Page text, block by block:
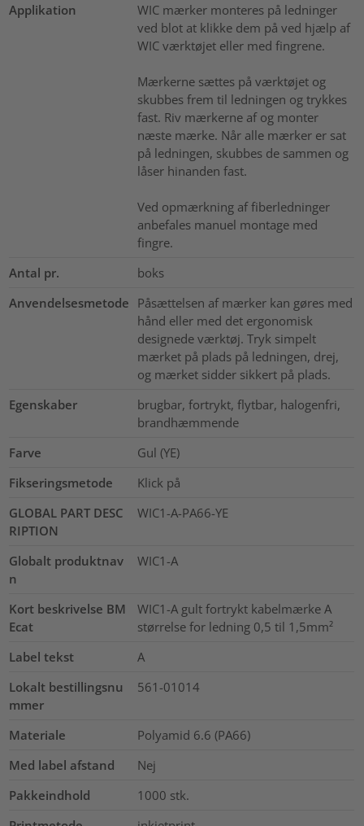
Applikation
WIC mærker monteres på ledninger
ved blot at klikke dem på ved hjælp af
WIC værktøjet eller med fingrene.
Mærkerne sættes på værktøjet og
skubbes frem til ledningen og trykkes
fast. Riv mærkerne af og monter
næste mærke. Når alle mærker er sat
på ledningen, skubbes de sammen og
låser hinanden fast.
Ved opmærkning af fiberledninger
anbefales manuel montage med
fingre.
Antal pr.
boks
Anvendelsesmetode Påsættelsen af mærker kan gøres med
hånd eller med det ergonomisk
designede værktøj. Tryk simpelt
mærket på plads på ledningen, drej,
og mærket sidder sikkert på plads.
Egenskaber
brugbar, fortrykt, flytbar, halogenfri,
brandhæmmende
Farve
Gul (YE)
Fikseringsmetode
Klick på
GLOBAL PART DESC
RIPTION
WIC1-A-PA66-YE
Globalt produktnav
n
WIC1-A
Kort beskrivelse BM
Ecat
WIC1-A gult fortrykt kabelmærke A
størrelse for ledning 0,5 til 1,5mm²
Label tekst
A
Lokalt bestillingsnu
mmer
561-01014
Materiale
Polyamid 6.6 (PA66)
Med label afstand
Nej
Pakkeindhold
1000 stk.